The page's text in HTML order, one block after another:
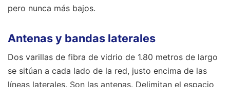
pero nunca más bajos.
Antenas y bandas laterales
Dos varillas de fibra de vidrio de 1.80 metros de largo
se sitúan a cada lado de la red, justo encima de las
líneas laterales. Son las antenas. Delimitan el espacio